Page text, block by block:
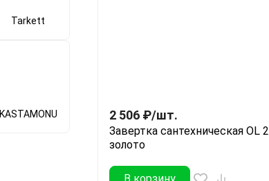
Tarkett
KASTAMONU 2 506 ₽/шт.
Завертка сантехническая OL 2
золото
В корзину